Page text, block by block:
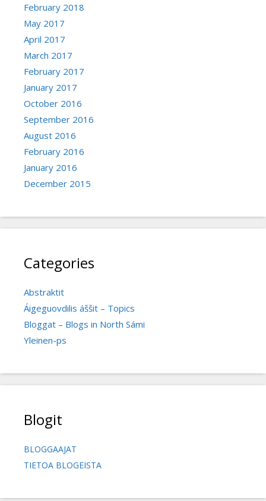
February 2018
May 2017
April 2017
March 2017
February 2017
January 2017
October 2016
September 2016
August 2016
February 2016
January 2016
December 2015
Categories
Abstraktit
Áigeguovdilis áššit – Topics
Bloggat – Blogs in North Sámi
Yleinen-ps
Blogit
BLOGGAAJAT
TIETOA BLOGEISTA